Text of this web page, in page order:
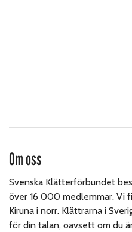
Om oss
Svenska Klätterförbundet
över 16 000 medlemmar. Vi
Kiruna i norr. Klättrarna i
för din talan, oavsett om du